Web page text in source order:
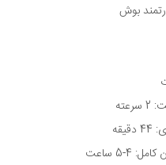
بوش
5 ساعت